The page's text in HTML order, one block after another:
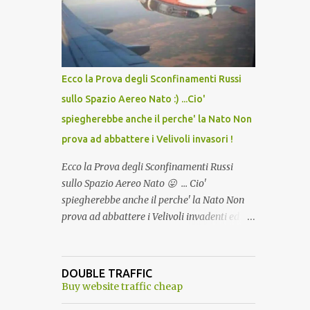
lo scopo della temperatura? Qualcuno a suo
tempo ribattezzo' il Vaccino come: l' Amaro
del Capo, era "spettacolare Ghiacciato, ma
andava bene anche, a Temperatura
Ambiente"! Riproponiamo l'articolo per NON
Ecco la Prova degli Sconfinamenti Russi
sullo Spazio Aereo Nato :) ...Cio'
spiegherebbe anche il perche' la Nato Non
prova ad abbattere i Velivoli invasori !
Ecco la Prova degli Sconfinamenti Russi
sullo Spazio Aereo Nato 😛 ... Cio'
spiegherebbe anche il perche' la Nato Non
prova ad abbattere i Velivoli invadenti ed
alcuna notizia di un'invasione dello spazio
aereo NATO da parte di un robot chiamato
DOUBLE TRAFFIC
Buy website traffic cheap